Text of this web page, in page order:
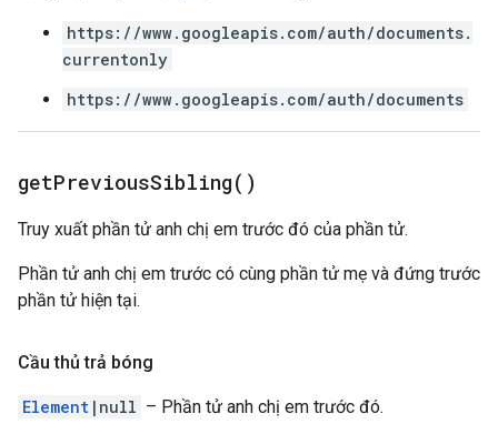
https://www.googleapis.com/auth/documents.
currentonly
https://www.googleapis.com/auth/documents
getPreviousSibling( )
Truy xuất phần tử anh chị em trước đó của phần tử.
Phần tử anh chị em trước có cùng phần tử mẹ và đứng trước
phần tử hiện tại.
Cầu thủ trả bóng
Element |null – Phần tử anh chị em trước đó.